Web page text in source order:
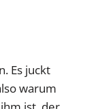
Es juckt
warum